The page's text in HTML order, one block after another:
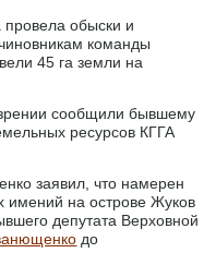
провела обыски и
команды
45 га земли на
сообщили бывшему
ресурсов КГГА
заявил, что намерен
имений на острове Жуков
депутата Верховной
до